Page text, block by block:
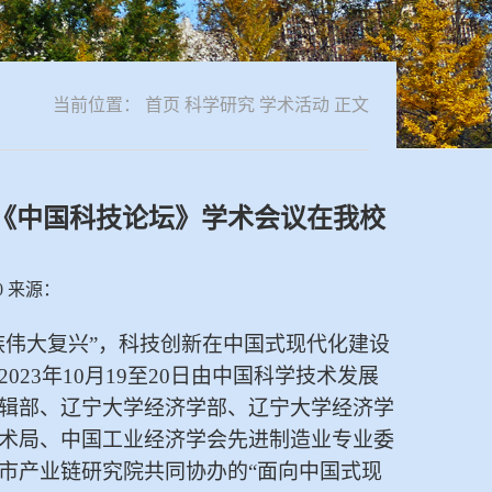
当前位置： 首页 科学研究 学术活动 正文
国科技论坛》学术会议在我校
源：
大复兴”，科技创新在中国式现代化建设
年10月19至20日由中国科学技术发展
部、辽宁大学经济学部、辽宁大学经济学
局、中国工业经济学会先进制造业专业委
产业链研究院共同协办的“面向中国式现